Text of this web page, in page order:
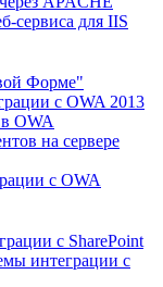
сервиса для IIS
Форме"
с OWA 2013
OWA
на сервере
с OWA
с SharePoint
интеграции с